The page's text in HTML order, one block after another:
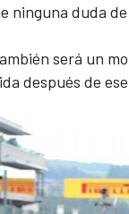
ninguna duda
será un
después de